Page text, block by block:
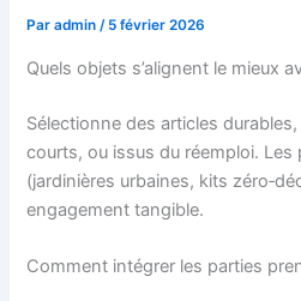
Paradmin/ 5 février 2026
Quels objets s’alignent le mieux
Sélectionne des articles
courts, ou issus du réemploi.
(jardinières urbaines, kits
engagement tangible.
Comment intégrer les parties